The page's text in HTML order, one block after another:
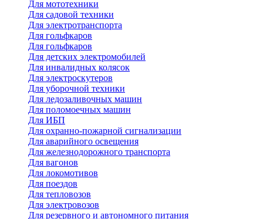
Для мототехники
Для садовой техники
Для электротранспорта
Для гольфкаров
Для гольфкаров
Для детских электромобилей
Для инвалидных колясок
Для электроскутеров
Для уборочной техники
Для ледозаливочных машин
Для поломоечных машин
Для ИБП
Для охранно-пожарной сигнализации
Для аварийного освещения
Для железнодорожного транспорта
Для вагонов
Для локомотивов
Для поездов
Для тепловозов
Для электровозов
Для резервного и автономного питания